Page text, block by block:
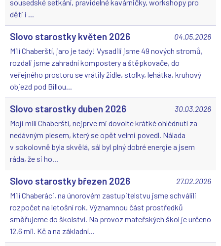
sousedské setkání, pravidelné kavárničky, workshopy pro
děti i ...
04.05.2026
Slovo starostky květen 2026
Milí Chaberští, jaro je tady! Vysadili jsme 49 nových stromů,
rozdali jsme zahradní kompostery a štěpkovače, do
veřejného prostoru se vrátily židle, stolky, lehátka, kruhový
objezd pod Billou...
30.03.2026
Slovo starostky duben 2026
Moji milí Chaberští, nejprve mi dovolte krátké ohlédnutí za
nedávným plesem, který se opět velmi povedl. Nálada
v sokolovně byla skvělá, sál byl plný dobré energie a jsem
ráda, že si ho...
27.02.2026
Slovo starostky březen 2026
Milí Chaberáci, na únorovém zastupitelstvu jsme schválili
rozpočet na letošní rok. Významnou část prostředků
směřujeme do školství. Na provoz mateřských škol je určeno
12,6 mil. Kč a na základní...